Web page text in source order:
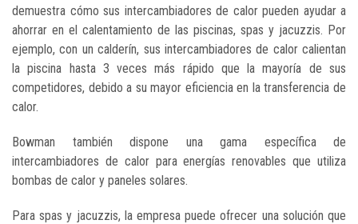
demuestra cómo sus intercambiadores de calor pueden ayudar a
ahorrar en el calentamiento de las piscinas, spas y jacuzzis. Por
ejemplo, con un calderín, sus intercambiadores de calor calientan
la piscina hasta 3 veces más rápido que la mayoría de sus
competidores, debido a su mayor eficiencia en la transferencia de
calor.
Bowman también dispone una gama específica de
intercambiadores de calor para energías renovables que utiliza
bombas de calor y paneles solares.
Para spas y jacuzzis, la empresa puede ofrecer una solución que